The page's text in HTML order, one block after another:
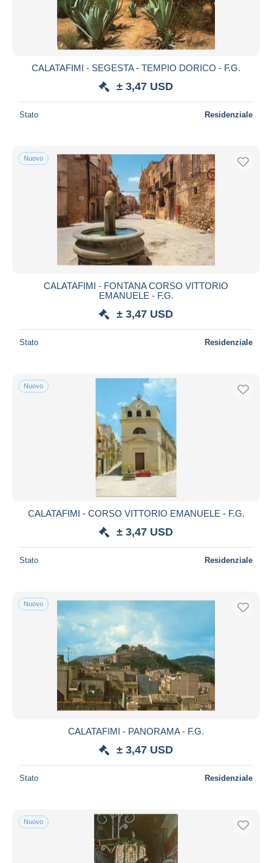
CALATAFIMI - SEGESTA - TEMPIO DORICO - F.G.
± 3,47 USD
Stato Residenziale
Nuovo
CALATAFIMI - FONTANA CORSO VITTORIO
EMANUELE - F.G.
± 3,47 USD
Stato Residenziale
Nuovo
CALATAFIMI - CORSO VITTORIO EMANUELE - F.G.
± 3,47 USD
Stato Residenziale
Nuovo
CALATAFIMI - PANORAMA - F.G.
± 3,47 USD
Stato Residenziale
Nuovo